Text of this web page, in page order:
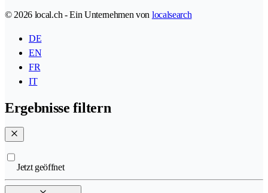
© 2026 local.ch - Ein Unternehmen von localsearch
DE
EN
FR
IT
Ergebnisse filtern
Jetzt geöffnet